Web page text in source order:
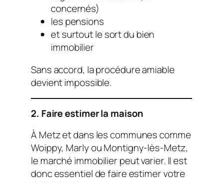
concernés)
les pensions
et surtout le sort du bien
immobilier
Sans accord, la procédure amiable
devient impossible.
2. Faire estimer la maison
À Metz et dans les communes comme
Woippy, Marly ou Montigny-lès-Metz,
le marché immobilier peut varier. Il est
donc essentiel de faire estimer votre